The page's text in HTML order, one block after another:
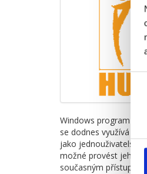
Windows program pro
se dodnes využívá v
jako jednouživatelská
možné provést jeho
současným přístupem